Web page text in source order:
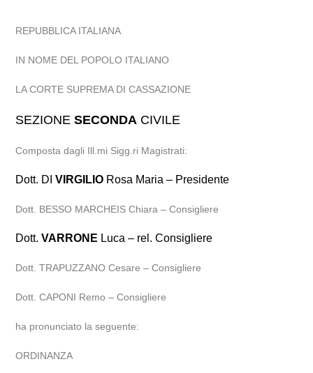
REPUBBLICA ITALIANA
IN NOME DEL POPOLO ITALIANO
LA CORTE SUPREMA DI CASSAZIONE
SEZIONESECONDA CIVILE
Composta dagli Ill.mi Sigg.ri Magistrati:
Dott. DIVIRGILIO Rosa Maria – Presidente
Dott. BESSO MARCHEIS Chiara – Consigliere
Dott.VARRONE Luca – rel. Consigliere
Dott. TRAPUZZANO Cesare – Consigliere
Dott. CAPONI Remo – Consigliere
ha pronunciato la seguente:
ORDINANZA